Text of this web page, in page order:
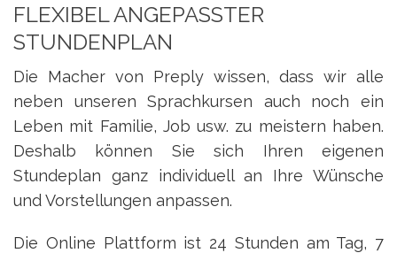
FLEXIBEL ANGEPASSTER
STUNDENPLAN
Die Macher von Preply wissen, dass wir alle
neben unseren Sprachkursen auch noch ein
Leben mit Familie, Job usw. zu meistern haben.
Deshalb können Sie sich Ihren eigenen
Stundeplan ganz individuell an Ihre Wünsche
und Vorstellungen anpassen.
Die Online Plattform ist 24 Stunden am Tag, 7